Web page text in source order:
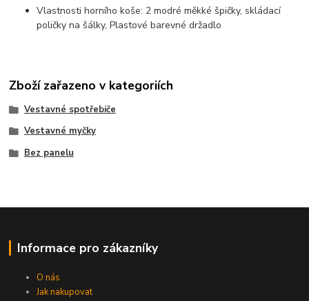
Vlastnosti horního koše: 2 modré měkké špičky, skládací
poličky na šálky, Plastové barevné držadlo
Zboží zařazeno v kategoriích
Vestavné spotřebiče
Vestavné myčky
Bez panelu
Informace pro zákazníky
O nás
Jak nakupovat